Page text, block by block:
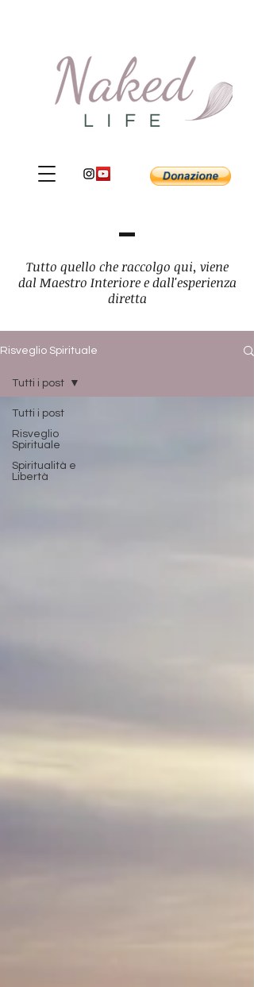
Tutto quello che raccolgo qui, viene
dal Maestro Interiore e dall'esperienza
diretta
Risveglio Spirituale
Tutti i post
Risveglio
Spirituale
Spiritualità e
Libertà
Tutti i post